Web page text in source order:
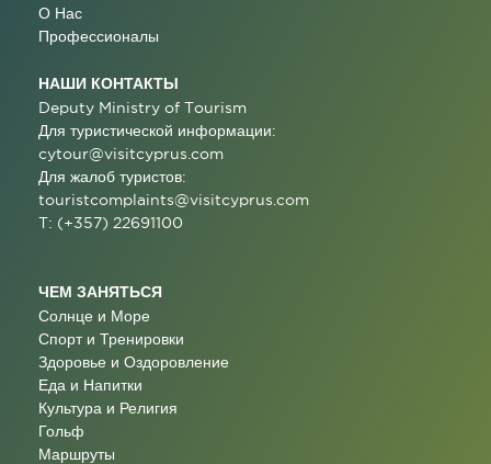
О Нас
Профессионалы
НАШИ КОНТАКТЫ
Deputy Ministry of Tourism
Для туристической информации:
cytour@visitcyprus.com
Для жалоб туристов:
touristcomplaints@visitcyprus.com
T: (+357) 22691100
ЧЕМ ЗАНЯТЬСЯ
Солнце и Море
Спорт и Тренировки
Здоровье и Оздоровление
Еда и Напитки
Культура и Религия
Гольф
Маршруты